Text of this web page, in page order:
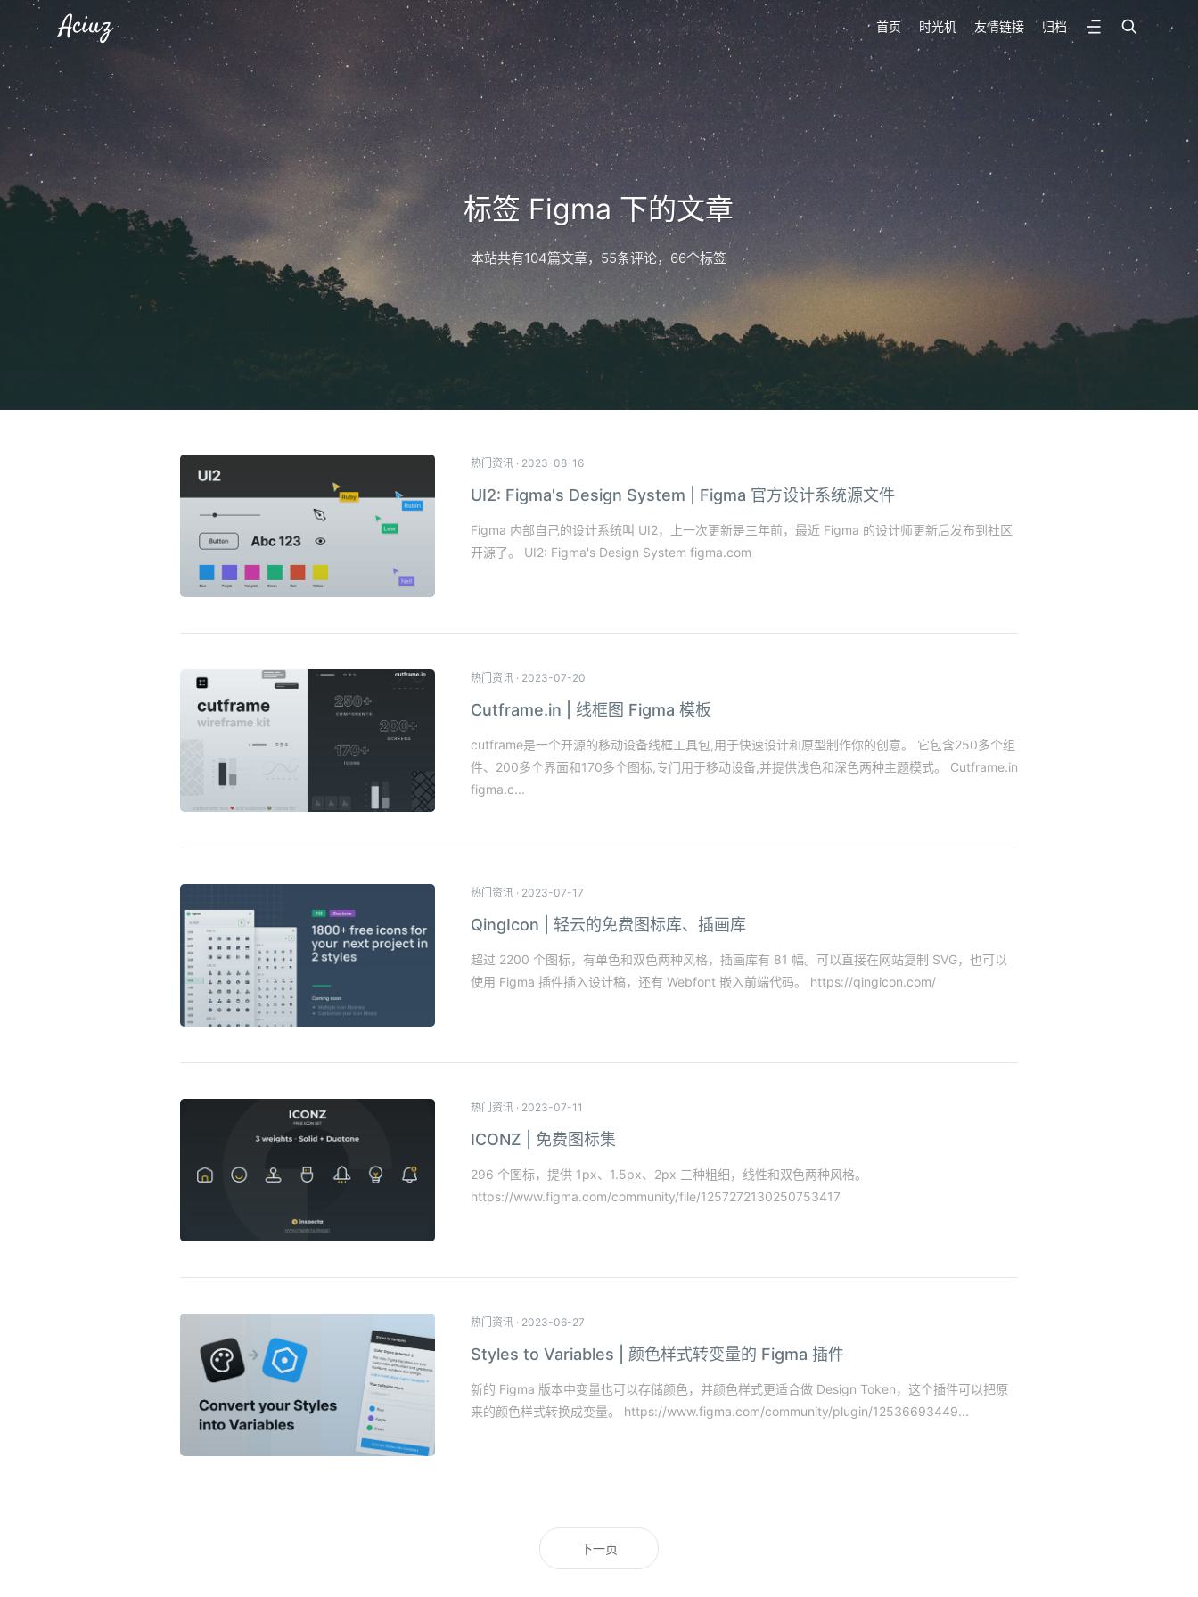
Aciuz 首页 时光机 友情链接 归档
标签 Figma 下的文章
本站共有104篇文章，55条评论，66个标签
热门资讯 · 2023-08-16
UI2: Figma's Design System | Figma 官方设计系统源文件
Figma 内部自己的设计系统叫 UI2，上一次更新是三年前，最近 Figma 的设计师更新后发布到社区
开源了。 UI2: Figma's Design System figma.com
热门资讯 · 2023-07-20
Cutframe.in | 线框图 Figma 模板
cutframe是一个开源的移动设备线框工具包,用于快速设计和原型制作你的创意。 它包含250多个组
件、200多个界面和170多个图标,专门用于移动设备,并提供浅色和深色两种主题模式。 Cutframe.in
figma.c...
热门资讯 · 2023-07-17
QingIcon | 轻云的免费图标库、插画库
超过 2200 个图标，有单色和双色两种风格，插画库有 81 幅。可以直接在网站复制 SVG，也可以
使用 Figma 插件插入设计稿，还有 Webfont 嵌入前端代码。 https://qingicon.com/
热门资讯 · 2023-07-11
ICONZ | 免费图标集
296 个图标，提供 1px、1.5px、2px 三种粗细，线性和双色两种风格。
https://www.figma.com/community/file/1257272130250753417
热门资讯 · 2023-06-27
Styles to Variables | 颜色样式转变量的 Figma 插件
新的 Figma 版本中变量也可以存储颜色，并颜色样式更适合做 Design Token，这个插件可以把原
来的颜色样式转换成变量。 https://www.figma.com/community/plugin/12536693449...
下一页